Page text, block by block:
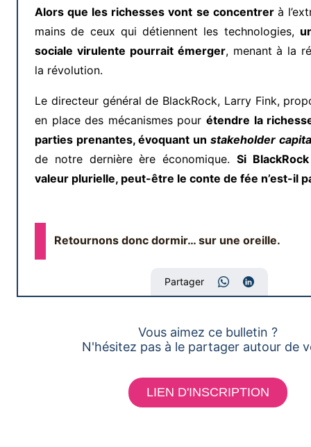
Alors que les richesses vont se concentrer à
mains de ceux qui détiennent les technologies,
sociale virulente pourrait émerger, menant à la
la révolution.
Le directeur général de BlackRock, Larry Fink,
en place des mécanismes pour étendre la
parties prenantes, évoquant un stakeholder
de notre dernière ère économique. Si
valeur plurielle, peut-être le conte de fée n’est-il
Retournons donc dormir… sur une oreille.
Partager
Vous aimez ce bulletin ?
N'hésitez pas à le partager autour de
LIEN D'INSCRIPTION